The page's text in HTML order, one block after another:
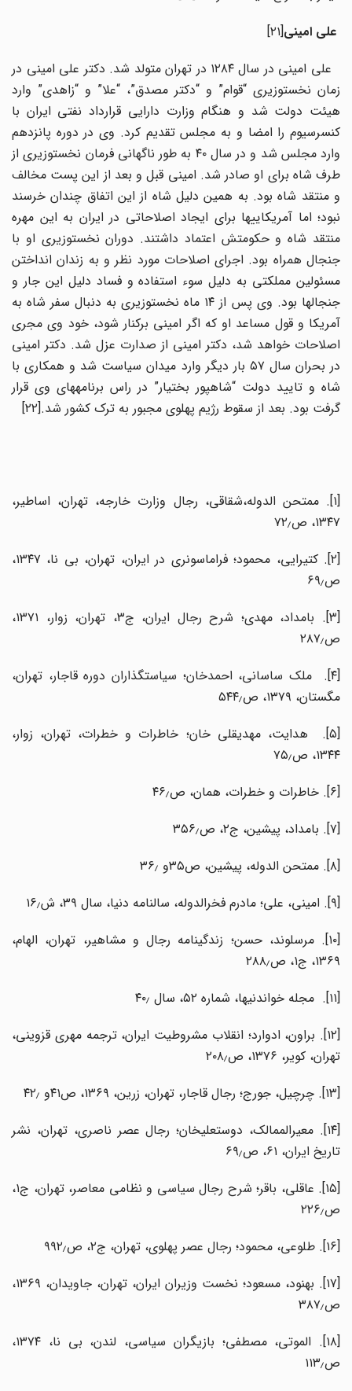
علی امینی[۲۱]
علی امینی در سال ۱۲۸۴ در تهران متولد شد. دکتر علی امینی در
زمان نخست­وزیری “قوام” و “دکتر مصدق”، “علا” و “زاهدی” وارد
هیئت دولت شد و هنگام وزارت دارایی قرارداد نفتی ایران با
کنسرسیوم را امضا و به مجلس تقدیم کرد. وی در دوره پانزدهم
وارد مجلس شد و در سال ۴۰ به طور ناگهانی فرمان نخست­وزیری از
طرف شاه برای او صادر شد. امینی قبل و بعد از این پست مخالف
و منتقد شاه بود. به همین دلیل شاه از این اتفاق چندان خرسند
نبود؛ اما آمریکایی­ها برای ایجاد اصلاحاتی در ایران به این مهره
منتقد شاه و حکومتش اعتماد داشتند. دوران نخست­وزیری او با
جنجال همراه بود. اجرای اصلاحات مورد نظر و به زندان انداختن
مسئولین مملکتی به دلیل سوء استفاده و فساد دلیل این جار و
جنجال­ها بود. وی پس از ۱۴ ماه نخست­وزیری به دنبال سفر شاه به
آمریکا و قول مساعد او که اگر امینی برکنار شود، خود وی مجری
اصلاحات خواهد شد، دکتر امینی از صدارت عزل شد. دکتر امینی
در بحران سال ۵۷ بار دیگر وارد میدان سیاست شد و هم­کاری با
شاه و تایید دولت “شاهپور بختیار” در راس برنامه­های وی قرار
گرفت بود. بعد از سقوط رژیم پهلوی مجبور به ترک کشور شد.[۲۲]
[۱]. ممتحن الدوله،شقاقی، رجال وزارت خارجه، تهران، اساطیر،
۱۳۴۷، ص۷۲٫
[۲]. کتیرایی، محمود؛ فراماسونری در ایران، تهران، بی نا، ۱۳۴۷،
ص۶۹٫
[۳]. بامداد، مهدی؛ شرح رجال ایران، ج۳، تهران، زوار، ۱۳۷۱،
ص۲۸۷٫
[۴]. ملک ساسانی، احمدخان؛ سیاستگذاران دوره قاجار، تهران،
مگستان، ۱۳۷۹، ص۵۴۴٫
[۵]. هدایت، مهدیقلی خان؛ خاطرات و خطرات، تهران، زوار،
۱۳۴۴، ص۷۵٫
[۱۰]. مرسلوند، حسن؛ زندگینامه رجال و مشاهیر، تهران، الهام،
۱۳۶۹، ج۱، ص۲۸۸٫
[۱۲]. براون، ادوارد؛ انقلاب مشروطیت ایران، ترجمه مهری قزوینی،
تهران، کویر، ۱۳۷۶، ص۲۰۸٫
[۱۴]. معیرالممالک، دوستعلیخان؛ رجال عصر ناصری، تهران، نشر
تاریخ ایران، ۶۱، ص۶۹٫
[۱۵]. عاقلی، باقر؛ شرح رجال سیاسی و نظامی معاصر، تهران، ج۱،
ص۲۲۶٫
[۱۷]. بهنود، مسعود؛ نخست وزیران ایران، تهران، جاویدان، ۱۳۶۹،
ص۳۸۷٫
[۱۸]. الموتی، مصطفی؛ بازیگران سیاسی، لندن، بی نا، ۱۳۷۴،
ص۱۱۳٫